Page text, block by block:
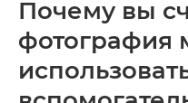
Почему вы
фотография